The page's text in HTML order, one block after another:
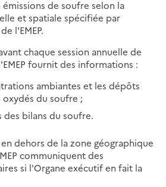
émissions de soufre selon la
et spatiale spécifiée par
l'EMEP.
chaque session annuelle de
fournit des informations :
ambiantes et les dépôts
du soufre ;
des bilans du soufre.
dehors de la zone géographique
communiquent des
si l'Organe exécutif en fait la